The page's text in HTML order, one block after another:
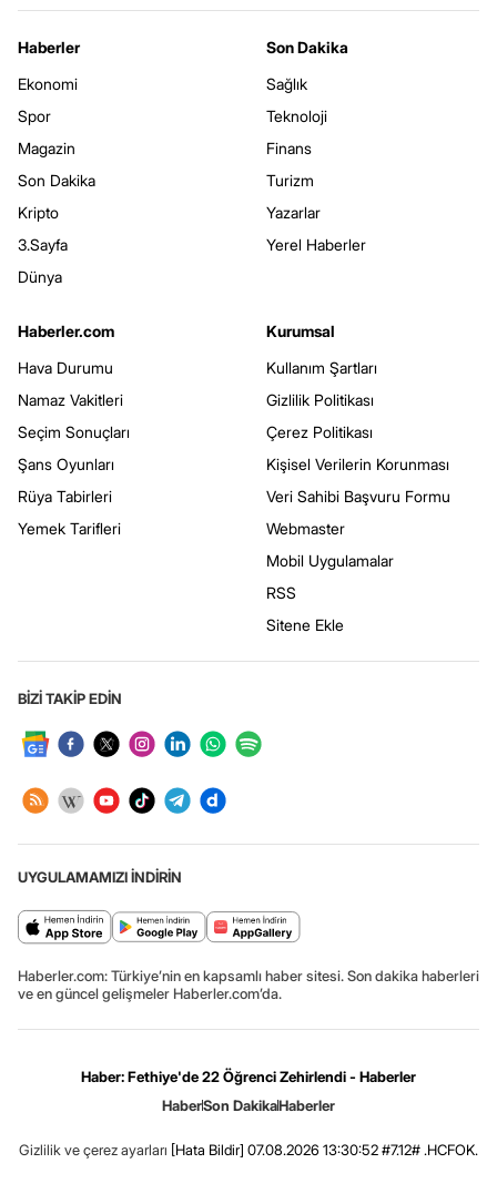
Haberler
Ekonomi
Spor
Magazin
Son Dakika
Kripto
3.Sayfa
Dünya
Son Dakika
Sağlık
Teknoloji
Finans
Turizm
Yazarlar
Yerel Haberler
Haberler.com
Hava Durumu
Namaz Vakitleri
Seçim Sonuçları
Şans Oyunları
Rüya Tabirleri
Yemek Tarifleri
Kurumsal
Kullanım Şartları
Gizlilik Politikası
Çerez Politikası
Kişisel Verilerin Korunması
Veri Sahibi Başvuru Formu
Webmaster
Mobil Uygulamalar
RSS
Sitene Ekle
BİZİ TAKİP EDİN
UYGULAMAMIZI İNDİRİN
Haberler.com: Türkiye’nin en kapsamlı haber sitesi. Son dakika haberleri
ve en güncel gelişmeler Haberler.com’da.
Haber: Fethiye'de 22 Öğrenci Zehirlendi - Haberler
HaberSon DakikaHaberler
Gizlilik ve çerez ayarları [Hata Bildir] 07.08.2026 13:30:52 #7.12# .HCFOK.